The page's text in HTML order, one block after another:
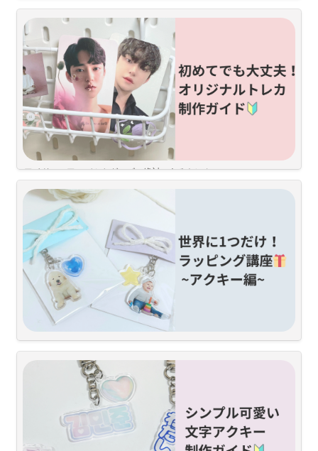
スナップスでもアイドルファンに人気の「スローガン」を紹介します
🫧
もくじ
୨୧ スナップスのスローガン
まずは、スナップスの4種類のスローガンを紹介★
アイドルのアルバムやグッズに絶対にあるトレカ
この写真、トレカにしたいんだよな~ってことありませんか？
そんな時はスナップスで、オリジナルトレカを作っちゃいましょう
初めてでも、簡単！自慢したくなる可愛いトレカの作り方を紹介しま
す！
\世界で一つだけのプレゼントをしよう
アクリルキーリングはスナップスで簡単に制作できて、子どもやペッ
トなどの写真で自由に作れます
そんなアクキーはひと手間加えるだけでステキなプレゼントに大変身
今日はその方法を紹介するのでぜひ一緒にやってみてください！